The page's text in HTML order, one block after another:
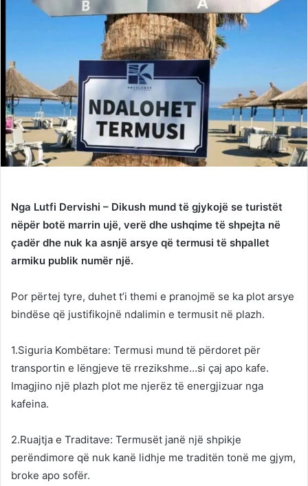
Nga Lutfi Dervishi – Dikush mund të gjykojë se turistët
nëpër botë marrin ujë, verë dhe ushqime të shpejta në
çadër dhe nuk ka asnjë arsye që termusi të shpallet
armiku publik numër një.
Por përtej tyre, duhet t’i themi e pranojmë se ka plot arsye
bindëse që justifikojnë ndalimin e termusit në plazh.
1.Siguria Kombëtare: Termusi mund të përdoret për
transportin e lëngjeve të rrezikshme…si çaj apo kafe.
Imagjino një plazh plot me njerëz të energjizuar nga
kafeina.
2.Ruajtja e Traditave: Termusët janë një shpikje
perëndimore që nuk kanë lidhje me traditën tonë me gjym,
broke apo sofër.